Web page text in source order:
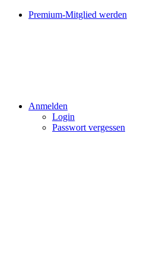
Premium-Mitglied werden
Anmelden
Login
Passwort vergessen